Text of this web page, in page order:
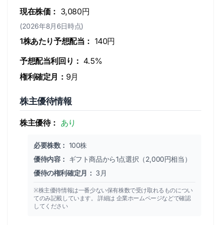
現在株価： 3,080円
(2026年8月6日時点)
1株あたり予想配当： 140円
予想配当利回り： 4.5%
権利確定月： 9月
株主優待情報
株主優待： あり
必要株数： 100株
優待内容： ギフト商品から1点選択（2,000円相当）
優待の権利確定月： 3月
※株主優待情報は一番少ない保有株数で受け取れるものについ
てのみ記載しています。 詳細は 企業ホームページなどで確認
してください